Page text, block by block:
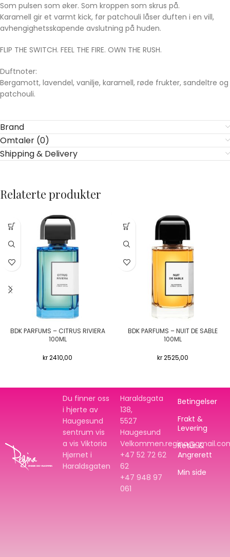
Som pulsen som øker. Som kroppen som skrus på.
Karamell gir et varmt kick, før patchouli låser duften i en vill,
avhengighetsskapende avslutning på huden.
FLIP THE SWITCH. FEEL THE FIRE. OWN THE RUSH.
Duftnoter:
Bergamott, lavendel, vanilje, karamell, røde frukter, sandeltre og
patchouli.
Brand
Omtaler (0)
Shipping & Delivery
Relaterte produkter
BDK PARFUMS – CITRUS RIVIERA
100ML
kr2410,00
BDK PARFUMS – NUIT DE SABLE
100ML
kr2525,00
Du finner oss
i hjerte av
Haugesund
sentrum vis
a vis Viktoria
Hjørnet i
Haraldsgaten
Haraldsgata
138,
5527
Haugesund
+47 52 72 62
62
+47 948 97
061
Betingelser
Frakt &
Levering
Retur &
Angrerett
Min side